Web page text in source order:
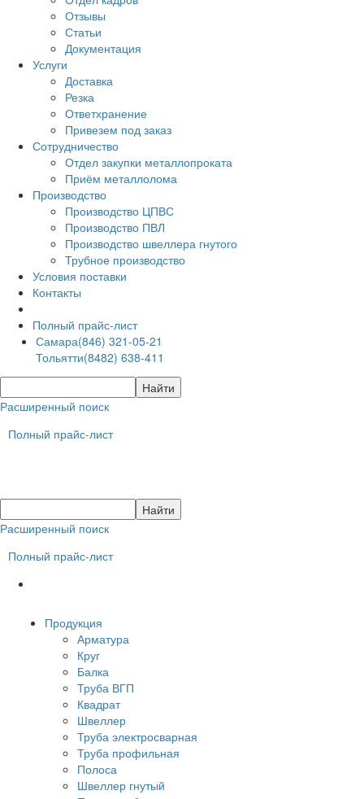
Отзывы
Статьи
Документация
Услуги
Доставка
Резка
Ответхранение
Привезем под заказ
Сотрудничество
Отдел закупки металлопроката
Приём металлолома
Производство
Производство ЦПВС
Производство ПВЛ
Производство швеллера гнутого
Трубное производство
Условия поставки
Контакты
Полный прайс-лист
Самара(846) 321-05-21
Тольятти(8482) 638-411
Расширенный поиск
Полный прайс-лист
Расширенный поиск
Полный прайс-лист
Продукция
Арматура
Круг
Балка
Труба ВГП
Квадрат
Швеллер
Труба электросварная
Труба профильная
Полоса
Швеллер гнутый